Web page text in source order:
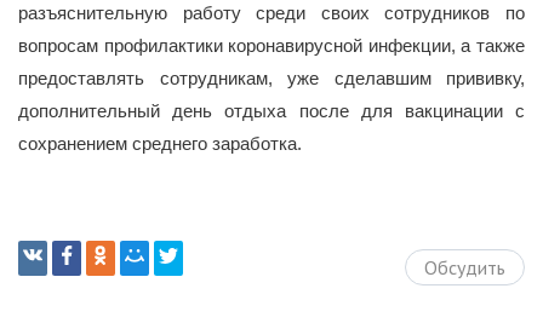
разъяснительную работу среди своих сотрудников по
вопросам профилактики коронавирусной инфекции, а также
предоставлять сотрудникам, уже сделавшим прививку,
дополнительный день отдыха после для вакцинации с
сохранением среднего заработка.
Обсудить